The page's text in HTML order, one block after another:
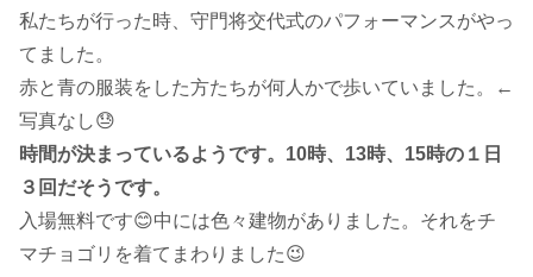
私たちが行った時、守門将交代式のパフォーマンスがやっ
てました。
赤と青の服装をした方たちが何人かで歩いていました。←
写真なし😓
時間が決まっているようです。10時、13時、15時の１日
３回だそうです。
入場無料です😊中には色々建物がありました。それをチ
マチョゴリを着てまわりました😉